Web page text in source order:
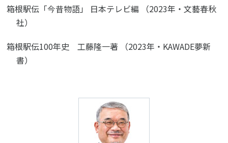
箱根駅伝「今昔物語」 日本テレビ編 （2023年・文藝春秋
社）
箱根駅伝100年史 工藤隆一著 （2023年・KAWADE夢新
書）